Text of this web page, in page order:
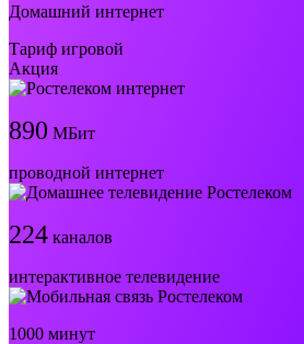
Домашний интернет
Тариф игровой
Акция
890 МБит
проводной интернет
224 каналов
интерактивное телевидение
1000 минут